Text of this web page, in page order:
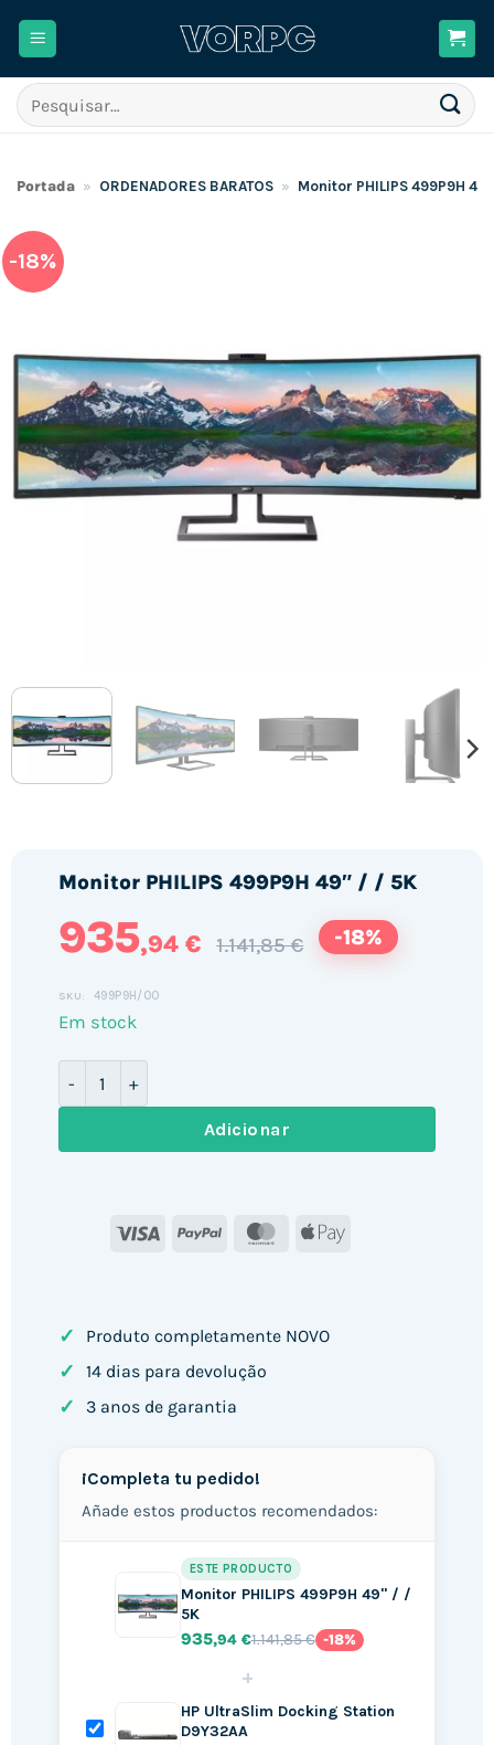
Pesquisar
por:
Portada » ORDENADORES BARATOS » Monitor PHILIPS 499P9H
-18%
Monitor PHILIPS 499P9H 49″ / / 5K
935,94 € 1.141,85 € -18%
SKU: 499P9H/00
Em stock
Adicionar
Visa PayPal MasterCard
Apple
✓ Produto completamente NOVO
✓ 14 dias para devolução
✓ 3 anos de garantia
¡Completa tu pedido!
Añade estos productos recomendados:
ESTE PRODUCTO
Monitor PHILIPS 499P9H 49" / /
5K
935,94 €1.141,85 € -18%
+
HP UltraSlim Docking Station
D9Y32AA